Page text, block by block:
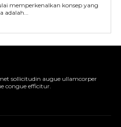
memperkenalkan konsep yang
adalah...
sollicitudin augue ullamcorper
congue efficitur.